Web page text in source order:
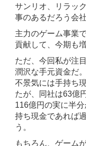
サンリオ、リラッ
事のあるだろう会
主力のゲーム事業
貢献して、今期も
ただ、今回私が注
潤沢な手元資金だ
不景気には手持ち
たが、同社は63億
116億円の実に半
持ち現金であれば
う。
もちろん、ゲーム